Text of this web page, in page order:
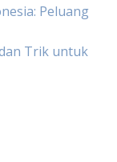
Peluang
Trik untuk